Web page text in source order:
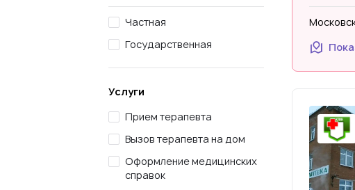
Частная
Государственная
Услуги
Прием терапевта
Вызов терапевта на дом
Оформление медицинских
справок